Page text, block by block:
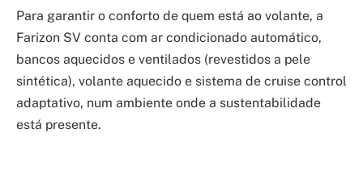
Para garantir o conforto de quem está ao volante, a
Farizon SV conta com ar condicionado automático,
bancos aquecidos e ventilados (revestidos a pele
sintética), volante aquecido e sistema de cruise control
adaptativo, num ambiente onde a sustentabilidade
está presente.